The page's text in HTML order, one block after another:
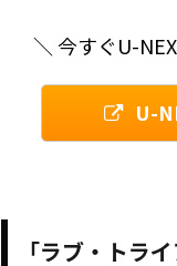
＼ 今すぐU-
U-
「ラブ・トラ